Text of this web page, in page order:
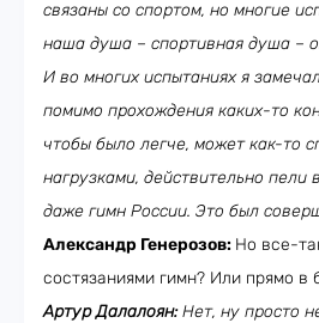
связаны со спортом, но многие
наша душа – спортивная душа –
И во многих испытаниях я
помимо прохождения каких-то
чтобы было легче, может как-то
нагрузками, действительно пели
даже гимн России. Это был
Александр Генерозов: Но все-
состязаниями гимн? Или прямо в
Артур Далалоян:Нет, ну просто